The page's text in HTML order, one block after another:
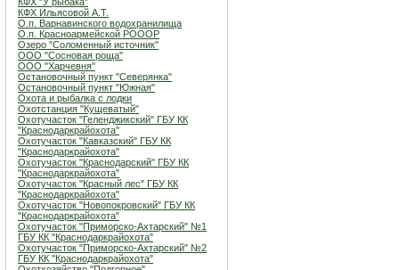
КФХ Ильясовой А.Т.
О.п. Варнавинского водохранилища
О.п. Красноармейской РОООР
Озеро "Соломенный источник"
ООО "Сосновая роща"
ООО "Харчевня"
Остановочный пункт "Северянка"
Остановочный пункт "Южная"
Охота и рыбалка с лодки
Охотстанция "Кущеватый"
Охотучасток "Геленджикский" ГБУ КК
"Краснодаркрайохота"
Охотучасток "Кавказский" ГБУ КК
"Краснодаркрайохота"
Охотучасток "Краснодарский" ГБУ КК
"Краснодаркрайохота"
Охотучасток "Красный лес" ГБУ КК
"Краснодаркрайохота"
Охотучасток "Новопокровский" ГБУ КК
"Краснодаркрайохота"
Охотучасток "Приморско-Ахтарский" №1
ГБУ КК "Краснодаркрайохота"
Охотучасток "Приморско-Ахтарский" №2
ГБУ КК "Краснодаркрайохота"